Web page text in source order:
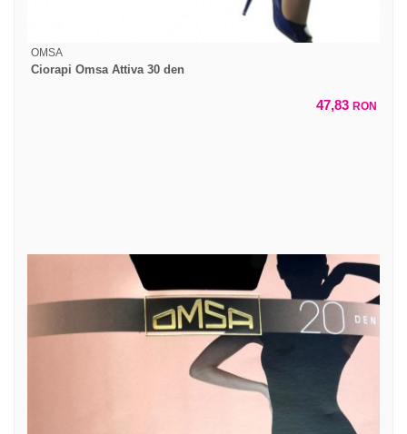
OMSA
Ciorapi Omsa Attiva 30 den
47,83 RON